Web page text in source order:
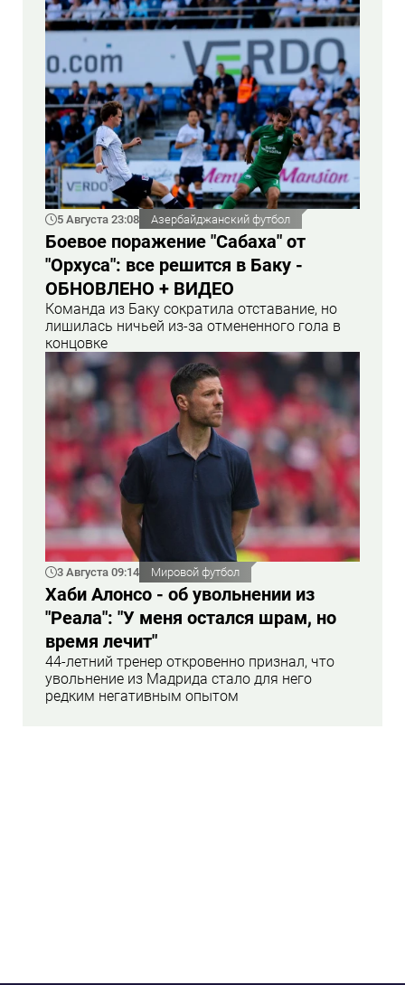
5 Августа 23:08 Азербайджанский футбол
Боевое поражение "Сабаха" от
"Орхуса": все решится в Баку -
ОБНОВЛЕНО + ВИДЕО
Команда из Баку сократила отставание, но
лишилась ничьей из-за отмененного гола в
концовке
3 Августа 09:14 Мировой футбол
Хаби Алонсо - об увольнении из
"Реала": "У меня остался шрам, но
время лечит"
44-летний тренер откровенно признал, что
увольнение из Мадрида стало для него
редким негативным опытом